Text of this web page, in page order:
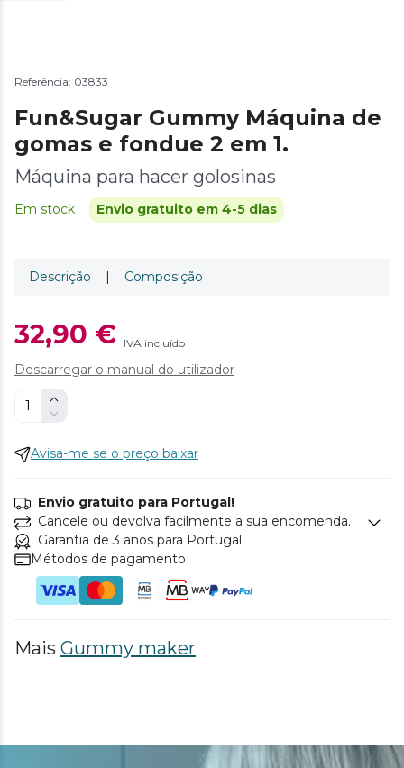
Referência: 03833
Fun&Sugar Gummy Máquina de
gomas e fondue 2 em 1.
Máquina para hacer golosinas
Em stock Envio gratuito em 4-5 dias
Descrição | Composição
32,90 € IVA incluído
Descarregar o manual do utilizador
Avisa-me se o preço baixar
Envio gratuito para Portugal!
Cancele ou devolva facilmente a sua encomenda.
Garantia de 3 anos para Portugal
Métodos de pagamento
Mais Gummy maker